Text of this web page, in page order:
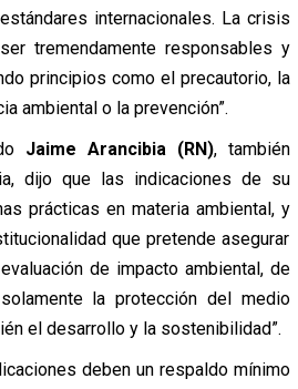
internacionales. La crisis
tremendamente responsables y
principios como el precautorio, la
ambiental o la prevención”.
Jaime Arancibia (RN), también
dijo que las indicaciones de su
prácticas en materia ambiental, y
que pretende asegurar
de impacto ambiental, de
la protección del medio
el desarrollo y la sostenibilidad”.
deben un respaldo mínimo